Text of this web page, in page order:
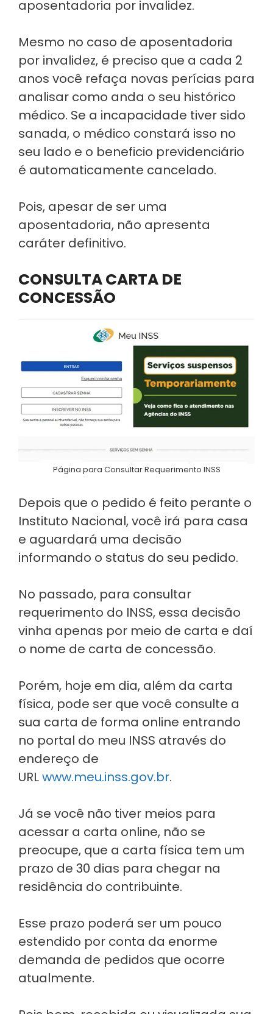
aposentadoria por invalidez.
Mesmo no caso de aposentadoria
por invalidez, é preciso que a cada 2
anos você refaça novas perícias para
analisar como anda o seu histórico
médico. Se a incapacidade tiver sido
sanada, o médico constará isso no
seu lado e o beneficio previdenciário
é automaticamente cancelado.
Pois, apesar de ser uma
aposentadoria, não apresenta
caráter definitivo.
CONSULTA CARTA DE
CONCESSÃO
Página para Consultar Requerimento INSS
Depois que o pedido é feito perante o
Instituto Nacional, você irá para casa
e aguardará uma decisão
informando o status do seu pedido.
No passado, para consultar
requerimento do INSS, essa decisão
vinha apenas por meio de carta e daí
o nome de carta de concessão.
Porém, hoje em dia, além da carta
física, pode ser que você consulte a
sua carta de forma online entrando
no portal do meu INSS através do
endereço de
URLwww.meu.inss.gov.br.
Já se você não tiver meios para
acessar a carta online, não se
preocupe, que a carta física tem um
prazo de 30 dias para chegar na
residência do contribuinte.
Esse prazo poderá ser um pouco
estendido por conta da enorme
demanda de pedidos que ocorre
atualmente.